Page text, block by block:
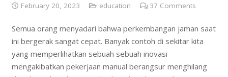
February 20, 2023 education 37 Comments
Semua orang menyadari bahwa perkembangan jaman saat
ini bergerak sangat cepat. Banyak contoh di sekitar kita
yang memperlihatkan sebuah sebuah inovasi
mengakibatkan pekerjaan manual berangsur menghilang